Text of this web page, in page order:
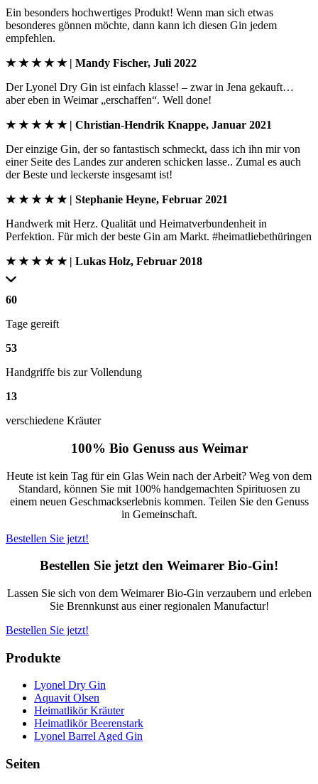
Ein besonders hochwertiges Produkt! Wenn man sich etwas
besonderes gönnen möchte, dann kann ich diesen Gin jedem
empfehlen.
★ ★ ★ ★ ★ | Mandy Fischer, Juli 2022
Der Lyonel Dry Gin ist einfach klasse! – zwar in Jena gekauft…
aber eben in Weimar „erschaffen“. Well done!
★ ★ ★ ★ ★ | Christian-Hendrik Knappe, Januar 2021
Der einzige Gin, der so fantastisch schmeckt, dass ich ihn mir von
einer Seite des Landes zur anderen schicken lasse.. Zumal es auch
der Beste und leckerste insgesamt ist!
★ ★ ★ ★ ★ | Stephanie Heyne, Februar 2021
Handwerk mit Herz. Qualität und Heimatverbundenheit in
Perfektion. Für mich der beste Gin am Markt. #heimatliebethüringen
★ ★ ★ ★ ★ | Lukas Holz, Februar 2018
60
Tage gereift
53
Handgriffe bis zur Vollendung
13
verschiedene Kräuter
100% Bio Genuss aus Weimar
Heute ist kein Tag für ein Glas Wein nach der Arbeit? Weg von dem
Standard, können Sie mit 100% handgemachten Spirituosen zu
einem neuen Geschmackserlebnis kommen. Teilen Sie den Genuss
in Gemeinschaft.
Bestellen Sie jetzt!
Bestellen Sie jetzt den Weimarer Bio-Gin!
Lassen Sie sich von dem Weimarer Bio-Gin verzaubern und erleben
Sie Brennkunst aus einer regionalen Manufactur!
Bestellen Sie jetzt!
Produkte
Lyonel Dry Gin
Aquavit Olsen
Heimatlikör Kräuter
Heimatlikör Beerenstark
Lyonel Barrel Aged Gin
Seiten